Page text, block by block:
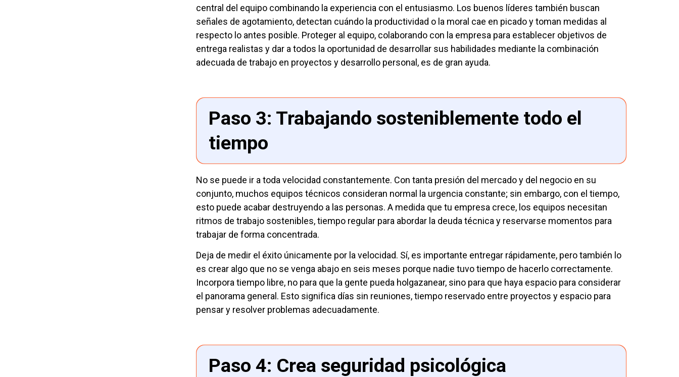
central del equipo combinando la experiencia con el entusiasmo. Los buenos líderes también buscan
señales de agotamiento, detectan cuándo la productividad o la moral cae en picado y toman medidas al
respecto lo antes posible. Proteger al equipo, colaborando con la empresa para establecer objetivos de
entrega realistas y dar a todos la oportunidad de desarrollar sus habilidades mediante la combinación
adecuada de trabajo en proyectos y desarrollo personal, es de gran ayuda.
Paso 3: Trabajando sosteniblemente todo el
tiempo
No se puede ir a toda velocidad constantemente. Con tanta presión del mercado y del negocio en su
conjunto, muchos equipos técnicos consideran normal la urgencia constante; sin embargo, con el tiempo,
esto puede acabar destruyendo a las personas. A medida que tu empresa crece, los equipos necesitan
ritmos de trabajo sostenibles, tiempo regular para abordar la deuda técnica y reservarse momentos para
trabajar de forma concentrada.
Deja de medir el éxito únicamente por la velocidad. Sí, es importante entregar rápidamente, pero también lo
es crear algo que no se venga abajo en seis meses porque nadie tuvo tiempo de hacerlo correctamente.
Incorpora tiempo libre, no para que la gente pueda holgazanear, sino para que haya espacio para considerar
el panorama general. Esto significa días sin reuniones, tiempo reservado entre proyectos y espacio para
pensar y resolver problemas adecuadamente.
Paso 4: Crea seguridad psicológica